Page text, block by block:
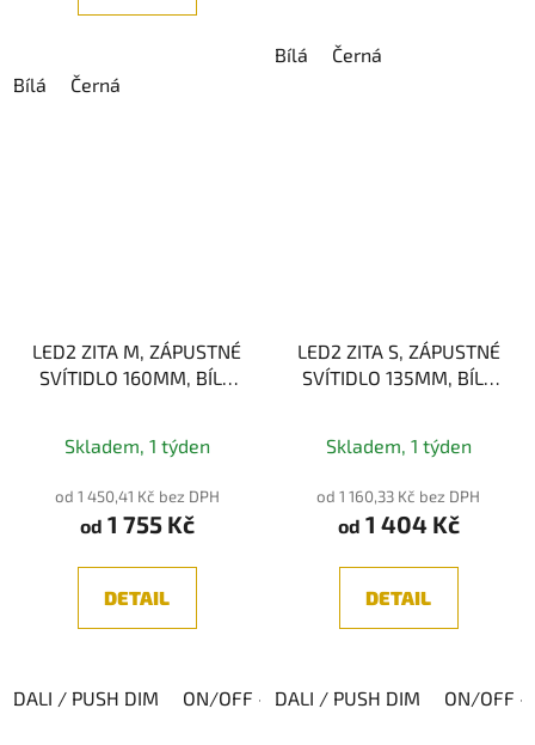
Bílá Černá
Bílá Černá
LED2 ZITA M, ZÁPUSTNÉ
SVÍTIDLO 160MM, BÍLÁ
Skladem, 1 týden
od 1 450,41 Kč bez DPH
od 1 755 Kč
DETAIL
DALI / PUSH DIM ON/OFF - TRIAC (Fázové) ON/OFF
LED2 ZITA S, ZÁPUSTNÉ
SVÍTIDLO 135MM, BÍLÁ
Skladem, 1 týden
od 1 160,33 Kč bez DPH
od 1 404 Kč
DETAIL
DALI / PUSH DIM ON/OFF -